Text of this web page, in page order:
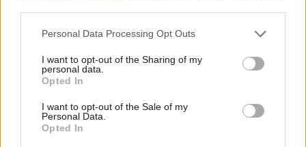
Personal Data Processing Opt Outs
I want to opt-out of the Sharing of my
personal data.
Opted In
I want to opt-out of the Sale of my
Personal Data.
Opted In